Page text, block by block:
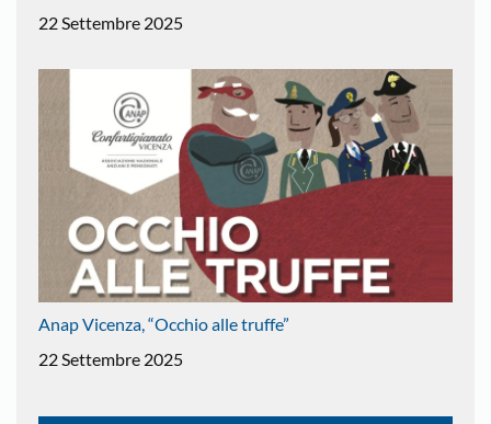
22 Settembre 2025
Anap Vicenza, “Occhio alle truffe”
22 Settembre 2025